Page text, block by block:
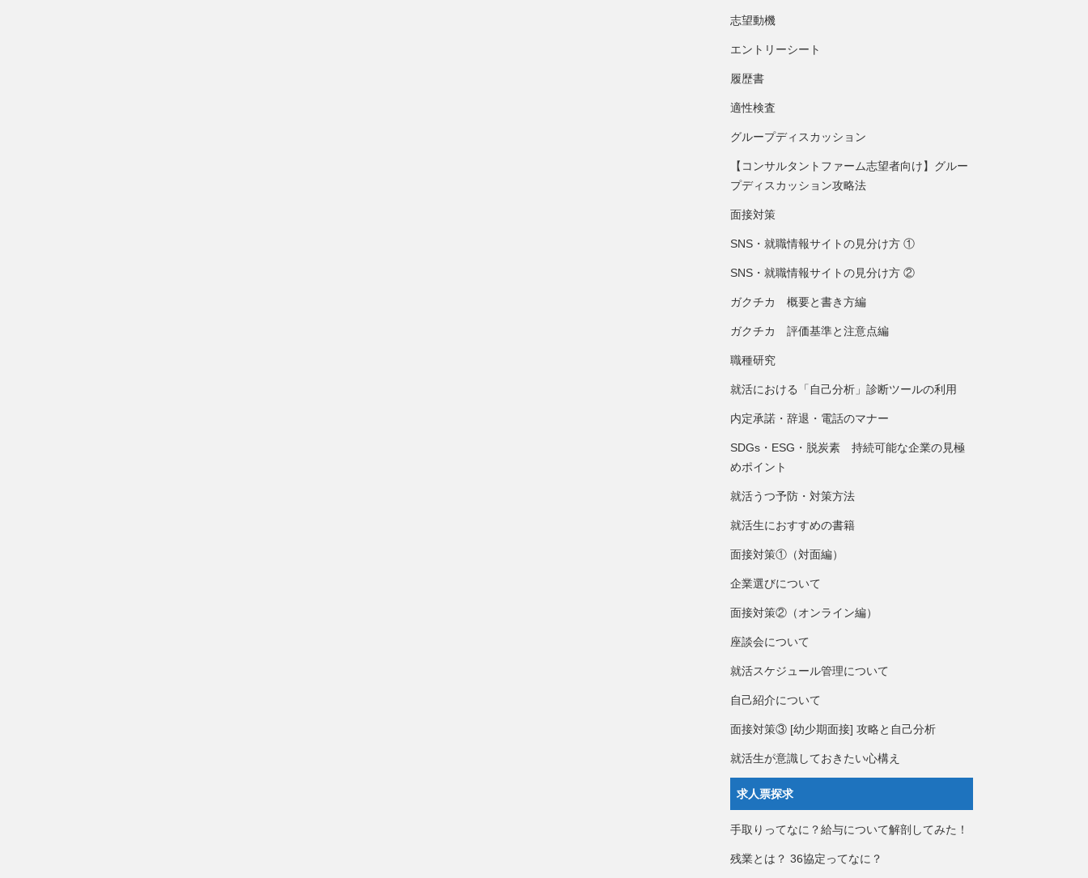
志望動機
エントリーシート
履歴書
適性検査
グループディスカッション
【コンサルタントファーム志望者向け】グルー
プディスカッション攻略法
面接対策
SNS・就職情報サイトの見分け方 ①
SNS・就職情報サイトの見分け方 ②
ガクチカ 概要と書き方編
ガクチカ 評価基準と注意点編
職種研究
就活における「自己分析」診断ツールの利用
内定承諾・辞退・電話のマナー
SDGs・ESG・脱炭素 持続可能な企業の見極
めポイント
就活うつ予防・対策方法
就活生におすすめの書籍
面接対策①（対面編）
企業選びについて
面接対策②（オンライン編）
座談会について
就活スケジュール管理について
自己紹介について
面接対策③ [幼少期面接] 攻略と自己分析
就活生が意識しておきたい心構え
求人票探求
手取りってなに？給与について解剖してみた！
残業とは？ 36協定ってなに？